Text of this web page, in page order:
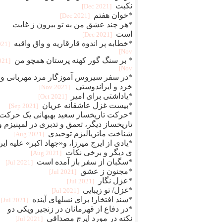
نکبت
[2021 Dec]
*خوان هفتم [2021 Dec]
*هر چند عشق من به تو بیرون ز غایت
است
[2021 Dec]
*خطابه پر اندوه قارقاریه و واق واقیه
Nov]
* بر سنگ گور کهنه پرستان همچو من
Nov]
*در سفر سیروس آموزگار مرد مهربانی و
خرد و ایراندوستی
[2021 Nov]
*یاداشتی برای امیر [2021 Oct]
*بیست غزل عاشقانه عریان [2021 Sep]
*حرکت تاریخساز سعید بهبهانی یک حرکت
تاریخساز دیگر، تعمق و تدبری در لمپنیزم
شناخت ماتریالیزم توحیدی
[2021 Aug]
*یادی از ایرج میرزا، و«جهاد اکبر» علیه
ی دیگر و برخی نکات
[2021 Aug]
*سگبان از سفر باز آمده است [2021 Jul]
*مجنون ز عشق [2021 Jul]
*عزل نگار [2021 Jul]
*غزل/ تو زیبایی [2021 Jul]
*سند افتخار! برای نسلهای آینده [2021 Jul]
*در دفاع از قهرمانان در زنجیر ویکی دو
نکته در مورد ایرج مصداقی
[2021 Jul]